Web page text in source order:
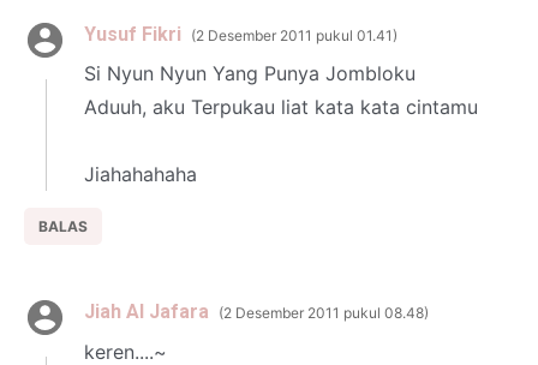
Yusuf Fikri 2 Desember 2011 pukul 01.41
Si Nyun Nyun Yang Punya Jombloku
Aduuh, aku Terpukau liat kata kata cintamu
Jiahahahaha
BALAS
Jiah Al Jafara 2 Desember 2011 pukul 08.48
keren....~